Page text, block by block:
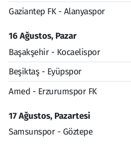
Gaziantep FK - Alanyaspor
16 Ağustos, Pazar
Başakşehir - Kocaelispor
Beşiktaş - Eyüpspor
Amed - Erzurumspor FK
17 Ağustos, Pazartesi
Samsunspor - Göztepe